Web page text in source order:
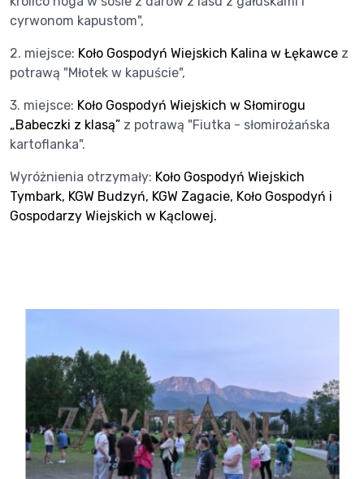
cyrwonom kapustom",
2. miejsce: Koło Gospodyń Wiejskich Kalina w Łękawce z
potrawą "Młotek w kapuście",
3. miejsce: Koło Gospodyń Wiejskich w Słomirogu
„Babeczki z klasą” z potrawą "Fiutka - słomirożańska
kartoflanka".
Wyróżnienia otrzymały: Koło Gospodyń Wiejskich
Tymbark, KGW Budzyń, KGW Zagacie, Koło Gospodyń i
Gospodarzy Wiejskich w Kąclowej.